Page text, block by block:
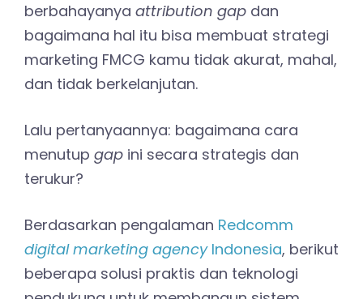
berbahayanya attribution gap dan
bagaimana hal itu bisa membuat strategi
marketing FMCG kamu tidak akurat, mahal,
dan tidak berkelanjutan.
Lalu pertanyaannya: bagaimana cara
menutup gap ini secara strategis dan
terukur?
Berdasarkan pengalaman Redcomm
digital marketing agencyIndonesia, berikut
beberapa solusi praktis dan teknologi